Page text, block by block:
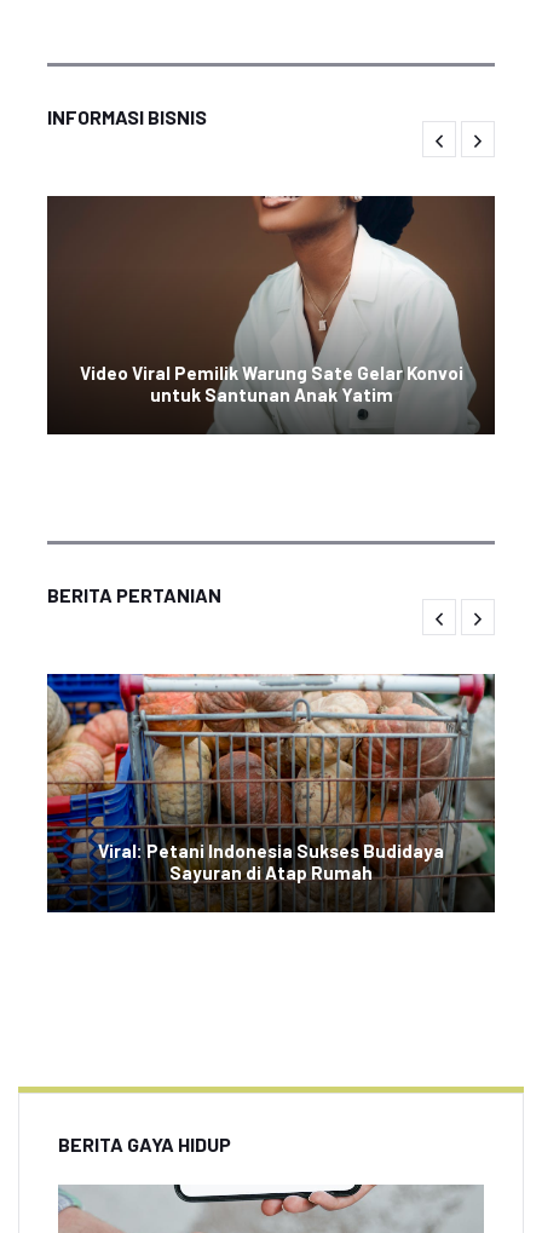
INFORMASI BISNIS
Video Viral Pemilik Warung Sate Gelar Konvoi
untuk Santunan Anak Yatim
BERITA PERTANIAN
Viral: Petani Indonesia Sukses Budidaya
Sayuran di Atap Rumah
BERITA GAYA HIDUP